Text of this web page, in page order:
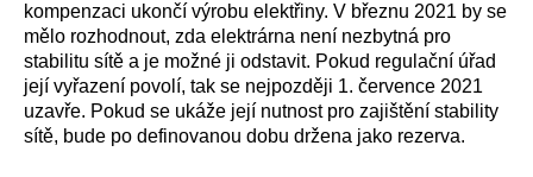
kompenzaci ukončí výrobu elektřiny. V březnu 2021 by se
mělo rozhodnout, zda elektrárna není nezbytná pro
stabilitu sítě a je možné ji odstavit. Pokud regulační úřad
její vyřazení povolí, tak se nejpozději 1. července 2021
uzavře. Pokud se ukáže její nutnost pro zajištění stability
sítě, bude po definovanou dobu držena jako rezerva.